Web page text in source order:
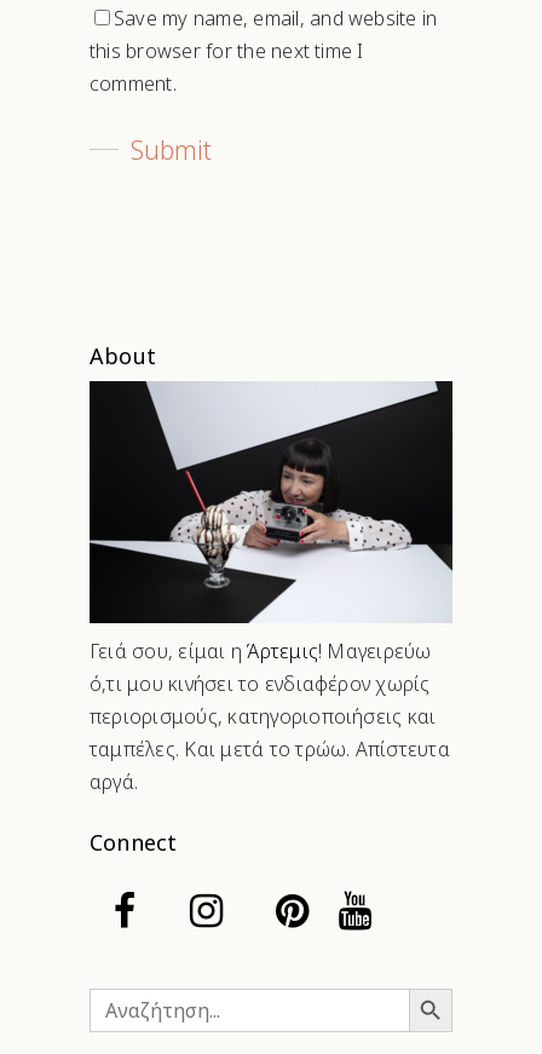
Save my name, email, and website in
this browser for the next time I
comment.
About
Γειά σου, είμαι ηΆρτεμις! Μαγειρεύω
ό,τι μου κινήσει το ενδιαφέρον χωρίς
περιορισμούς, κατηγοριοποιήσεις και
ταμπέλες. Και μετά το τρώω. Απίστευτα
αργά.
Connect
Search
for:
Search Button